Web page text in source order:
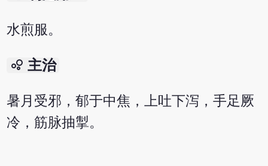
水煎服。
bubble_chart 主治
暑月受邪，郁于中焦，上吐下泻，手足厥
冷，筋脉抽掣。